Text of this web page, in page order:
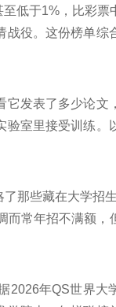
低于1%，比彩票
役。这份榜单综
安的世界名校。
发表了多少论文
室里接受训练。
被引学者密度四
吧！
那些藏在大学招
而常年招不满额，
机会更多，这些
2026年QS世界